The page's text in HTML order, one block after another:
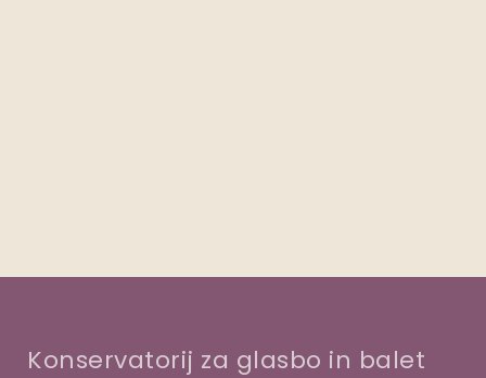
Konservatorij za glasbo in balet